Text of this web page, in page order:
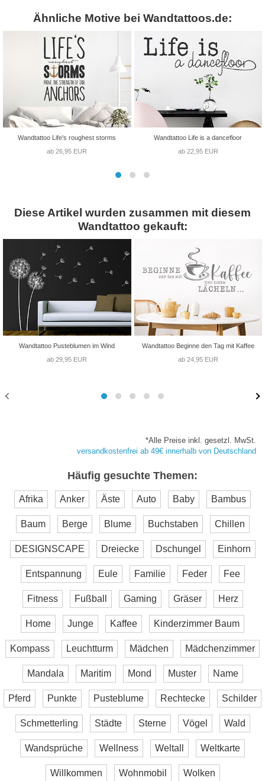
Ähnliche Motive bei Wandtattoos.de:
Wandtattoo Life's roughest storms
ab 26,95 EUR
Wandtattoo Life is a dancefloor
ab 22,95 EUR
Diese Artikel wurden zusammen mit diesem
Wandtattoo gekauft:
Wandtattoo Pusteblumen im Wind
ab 29,95 EUR
Wandtattoo Beginne den Tag mit Kaffee
ab 24,95 EUR
*Alle Preise inkl. gesetzl. MwSt.
versandkostenfrei ab 49€ innerhalb von Deutschland
Häufig gesuchte Themen:
Afrika Anker Äste Auto Baby Bambus
Baum Berge Blume Buchstaben Chillen
DESIGNSCAPE Dreiecke Dschungel Einhorn
Entspannung Eule Familie Feder Fee
Fitness Fußball Gaming Gräser Herz
Home Junge Kaffee Kinderzimmer Baum
Kompass Leuchtturm Mädchen Mädchenzimmer
Mandala Maritim Mond Muster Name
Pferd Punkte Pusteblume Rechtecke Schilder
Schmetterling Städte Sterne Vögel Wald
Wandsprüche Wellness Weltall Weltkarte
Willkommen Wohnmobil Wolken